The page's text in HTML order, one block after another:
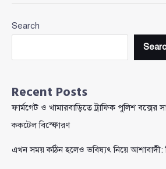
ছাত্র
Search
Recent Posts
ফার্মগেট ও খামারবাড়িতে ট্রাফিক পুলিশ বক্সের
ককটেল বিস্ফোরণ
এখন সময় কঠিন হলেও ভবিষ্যৎ নিয়ে আশাবাদী: